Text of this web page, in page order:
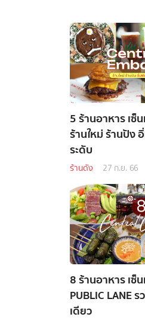
5 ร้านอาหาร เซ็
ร้านใหม่ ร้านปัง
ระดับ
ร้านดัง 27 ก.ย. 66
8 ร้านอาหาร เซ็
PUBLIC LANE
เดียว